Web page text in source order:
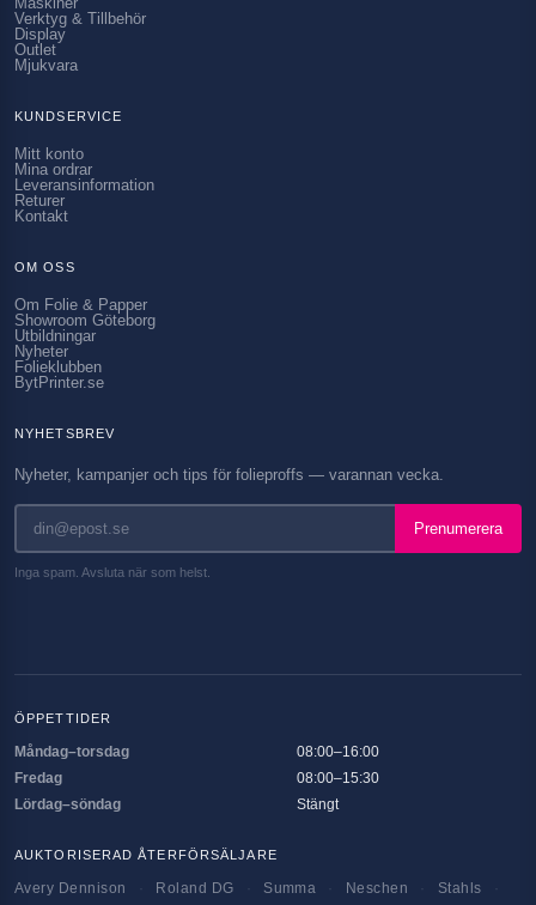
Verktyg & Tillbehör
Display
Outlet
Mjukvara
KUNDSERVICE
Mitt konto
Mina ordrar
Leveransinformation
Returer
Kontakt
OM OSS
Om Folie & Papper
Showroom Göteborg
Utbildningar
Nyheter
Folieklubben
BytPrinter.se
NYHETSBREV
Nyheter, kampanjer och tips för folieproffs — varannan vecka.
Prenumerera
Inga spam. Avsluta när som helst.
ÖPPETTIDER
Måndag–torsdag
08:00–16:00
Fredag
08:00–15:30
Lördag–söndag
Stängt
AUKTORISERAD ÅTERFÖRSÄLJARE
Avery Dennison Roland DG Summa Neschen Stahls